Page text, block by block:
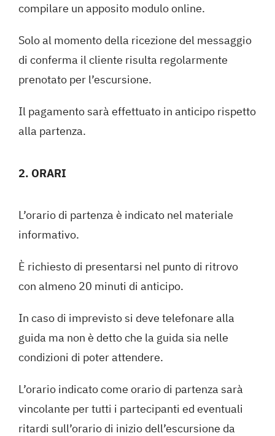
compilare un apposito modulo online.
Solo al momento della ricezione del messaggio
di conferma il cliente risulta regolarmente
prenotato per l’escursione.
Il pagamento sarà effettuato in anticipo rispetto
alla partenza.
2. ORARI
L’orario di partenza è indicato nel materiale
informativo.
È richiesto di presentarsi nel punto di ritrovo
con almeno 20 minuti di anticipo.
In caso di imprevisto si deve telefonare alla
guida ma non è detto che la guida sia nelle
condizioni di poter attendere.
L’orario indicato come orario di partenza sarà
vincolante per tutti i partecipanti ed eventuali
ritardi sull’orario di inizio dell’escursione da